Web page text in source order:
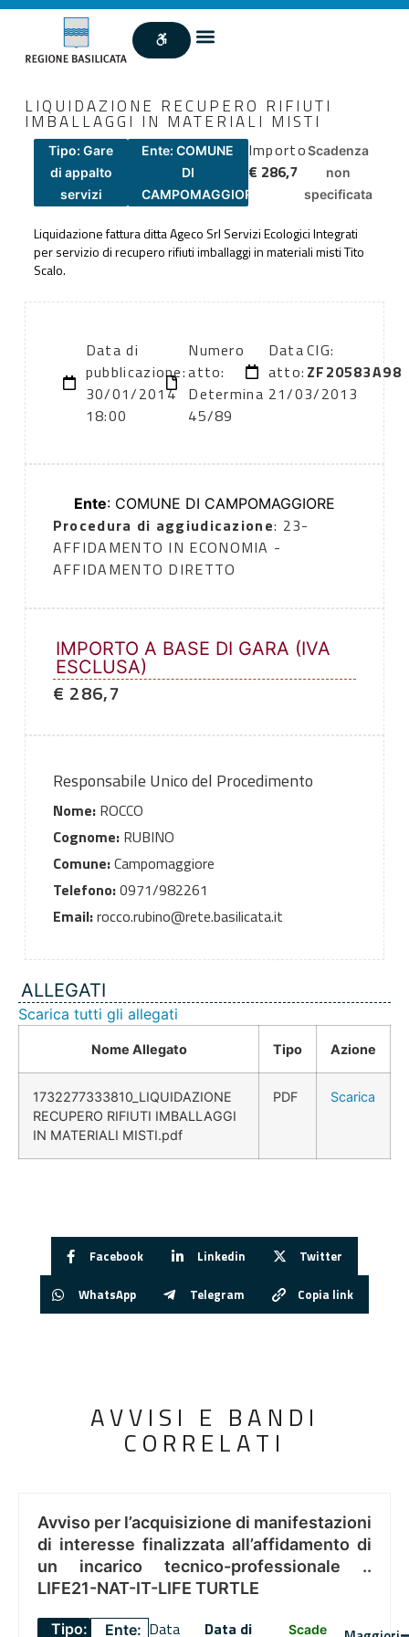
LIQUIDAZIONE RECUPERO RIFIUTI
IMBALLAGGI IN MATERIALI MISTI
Tipo: Gare
di appalto
servizi
Ente: COMUNE
DI
CAMPOMAGGIORE
Importo
€ 286,7
Scadenza
non
specificata
Liquidazione fattura ditta Ageco Srl Servizi Ecologici Integrati
per servizio di recupero rifiuti imballaggi in materiali misti Tito
Scalo.
Data di
pubblicazione:
30/01/2014
18:00
Numero
atto:
Determina
45/89
Data
atto:
21/03/2013
CIG:
ZF20583A98
Ente: COMUNE DI CAMPOMAGGIORE
Procedura di aggiudicazione: 23-
AFFIDAMENTO IN ECONOMIA -
AFFIDAMENTO DIRETTO
IMPORTO A BASE DI GARA (IVA
ESCLUSA)
€ 286,7
Responsabile Unico del Procedimento
Nome:ROCCO
Cognome:RUBINO
Comune:Campomaggiore
Telefono:0971/982261
Email:rocco.rubino@rete.basilicata.it
ALLEGATI
Scarica tutti gli allegati
Nome Allegato Tipo Azione
1732277333810_LIQUIDAZIONE
RECUPERO RIFIUTI IMBALLAGGI
IN MATERIALI MISTI.pdf
PDF Scarica
Facebook Linkedin Twitter
WhatsApp Telegram Copia link
AVVISI E BANDI
CORRELATI
Avviso per l’acquisizione di manifestazioni
di interesse finalizzata all’affidamento di
un incarico tecnico-professionale ..
LIFE21-NAT-IT-LIFE TURTLE
Tipo: Ente: Data Data di Scade